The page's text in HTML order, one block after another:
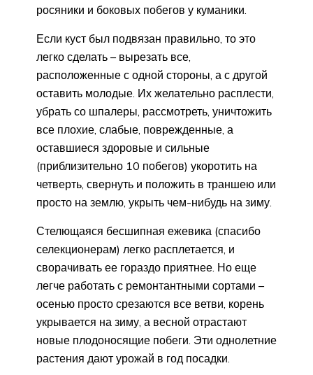
росяники и боковых побегов у куманики.
Если куст был подвязан правильно, то это
легко сделать – вырезать все,
расположенные с одной стороны, а с другой
оставить молодые. Их желательно расплести,
убрать со шпалеры, рассмотреть, уничтожить
все плохие, слабые, поврежденные, а
оставшиеся здоровые и сильные
(приблизительно 10 побегов) укоротить на
четверть, свернуть и положить в траншею или
просто на землю, укрыть чем-нибудь на зиму.
Стелющаяся бесшипная ежевика (спасибо
селекционерам) легко расплетается, и
сворачивать ее гораздо приятнее. Но еще
легче работать с ремонтантными сортами –
осенью просто срезаются все ветви, корень
укрывается на зиму, а весной отрастают
новые плодоносящие побеги. Эти однолетние
растения дают урожай в год посадки.